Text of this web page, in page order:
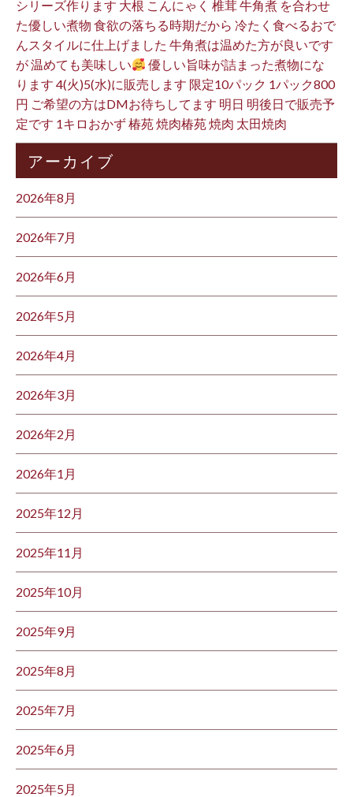
シリーズ作ります 大根 こんにゃく 椎茸 牛角煮 を合わせ
た優しい煮物 食欲の落ちる時期だから 冷たく食べるおで
んスタイルに仕上げました 牛角煮は温めた方が良いです
が 温めても美味しい
優しい旨味が詰まった煮物にな
ります 4(火)5(水)に販売します 限定10パック 1パック800
円 ご希望の方はDMお待ちしてます 明日 明後日で販売予
定です 1キロおかず 椿苑 焼肉椿苑 焼肉 太田焼肉
アーカイブ
2026年8月
2026年7月
2026年6月
2026年5月
2026年4月
2026年3月
2026年2月
2026年1月
2025年12月
2025年11月
2025年10月
2025年9月
2025年8月
2025年7月
2025年6月
2025年5月